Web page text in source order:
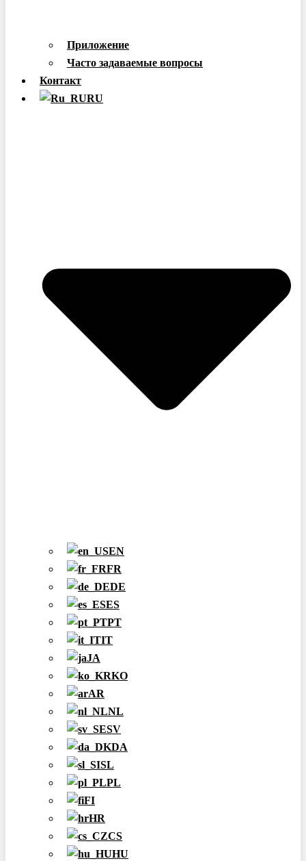
Приложение
Часто задаваемые вопросы
Контакт
RU
EN
FR
DE
ES
PT
IT
JA
KO
AR
NL
SV
DA
SL
PL
FI
HR
CS
HU